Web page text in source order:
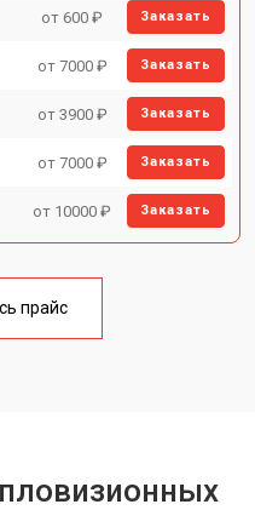
от 600 ₽ Заказать
от 7000 ₽ Заказать
от 3900 ₽ Заказать
от 7000 ₽ Заказать
от 10000 ₽ Заказать
прайс